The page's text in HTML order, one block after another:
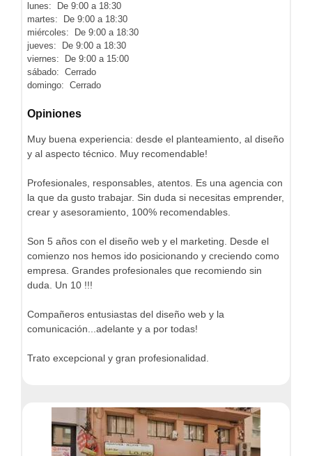
lunes: De 9:00 a 18:30
martes: De 9:00 a 18:30
miércoles: De 9:00 a 18:30
jueves: De 9:00 a 18:30
viernes: De 9:00 a 15:00
sábado: Cerrado
domingo: Cerrado
Opiniones
Muy buena experiencia: desde el planteamiento, al diseño
y al aspecto técnico. Muy recomendable!
Profesionales, responsables, atentos. Es una agencia con
la que da gusto trabajar. Sin duda si necesitas emprender,
crear y asesoramiento, 100% recomendables.
Son 5 años con el diseño web y el marketing. Desde el
comienzo nos hemos ido posicionando y creciendo como
empresa. Grandes profesionales que recomiendo sin
duda. Un 10 !!!
Compañeros entusiastas del diseño web y la
comunicación...adelante y a por todas!
Trato excepcional y gran profesionalidad.